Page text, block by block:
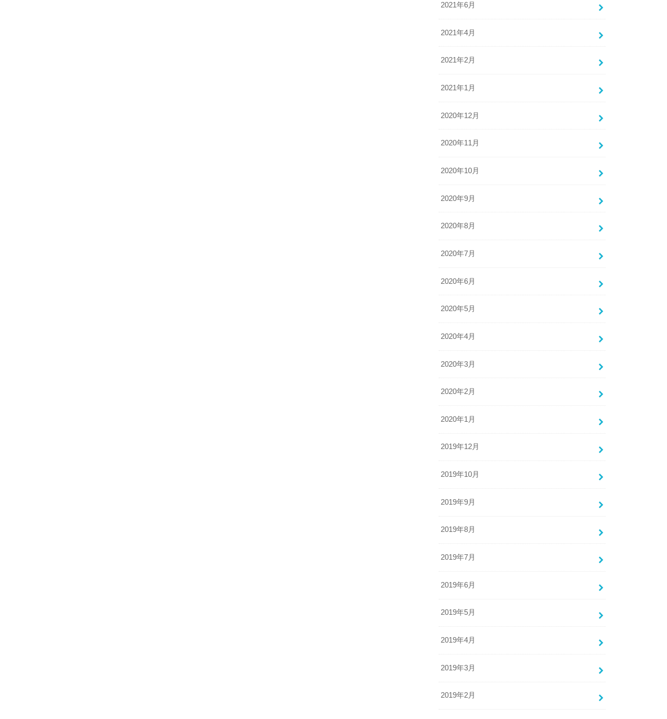
2021年6月
2021年4月
2021年2月
2021年1月
2020年12月
2020年11月
2020年10月
2020年9月
2020年8月
2020年7月
2020年6月
2020年5月
2020年4月
2020年3月
2020年2月
2020年1月
2019年12月
2019年10月
2019年9月
2019年8月
2019年7月
2019年6月
2019年5月
2019年4月
2019年3月
2019年2月